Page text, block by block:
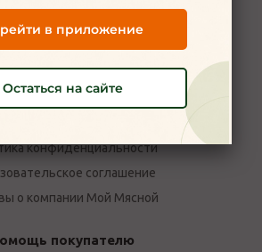
О компании
Новости
конфиденциальности
соглашение
о компании Мой Мясной
покупателю
в приложение
Остаться на сайте